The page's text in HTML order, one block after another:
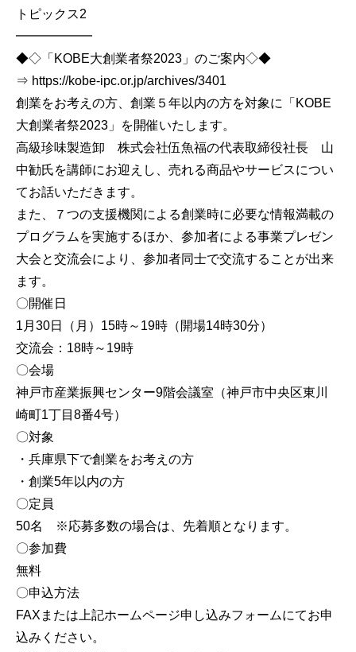
トピックス2
━━━━━━
◆◇「KOBE大創業者祭2023」のご案内◇◆
⇒ https://kobe-ipc.or.jp/archives/3401
創業をお考えの方、創業５年以内の方を対象に「KOBE
大創業者祭2023」を開催いたします。
高級珍味製造卸 株式会社伍魚福の代表取締役社長 山
中勧氏を講師にお迎えし、売れる商品やサービスについ
てお話いただきます。
また、７つの支援機関による創業時に必要な情報満載の
プログラムを実施するほか、参加者による事業プレゼン
大会と交流会により、参加者同士で交流することが出来
ます。
〇開催日
1月30日（月）15時～19時（開場14時30分）
交流会：18時～19時
〇会場
神戸市産業振興センター9階会議室（神戸市中央区東川
崎町1丁目8番4号）
〇対象
・兵庫県下で創業をお考えの方
・創業5年以内の方
〇定員
50名 ※応募多数の場合は、先着順となります。
〇参加費
無料
〇申込方法
FAXまたは上記ホームページ申し込みフォームにてお申
込みください。